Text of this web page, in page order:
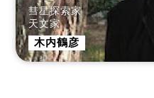
彗星探索家
天文家
木内鶴彦